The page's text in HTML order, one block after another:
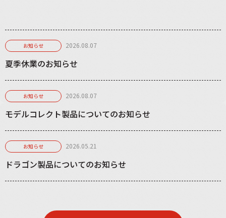
お知らせ 2026.08.07
夏季休業のお知らせ
お知らせ 2026.08.07
モデルコレクト製品についてのお知らせ
お知らせ 2026.05.21
ドラゴン製品についてのお知らせ